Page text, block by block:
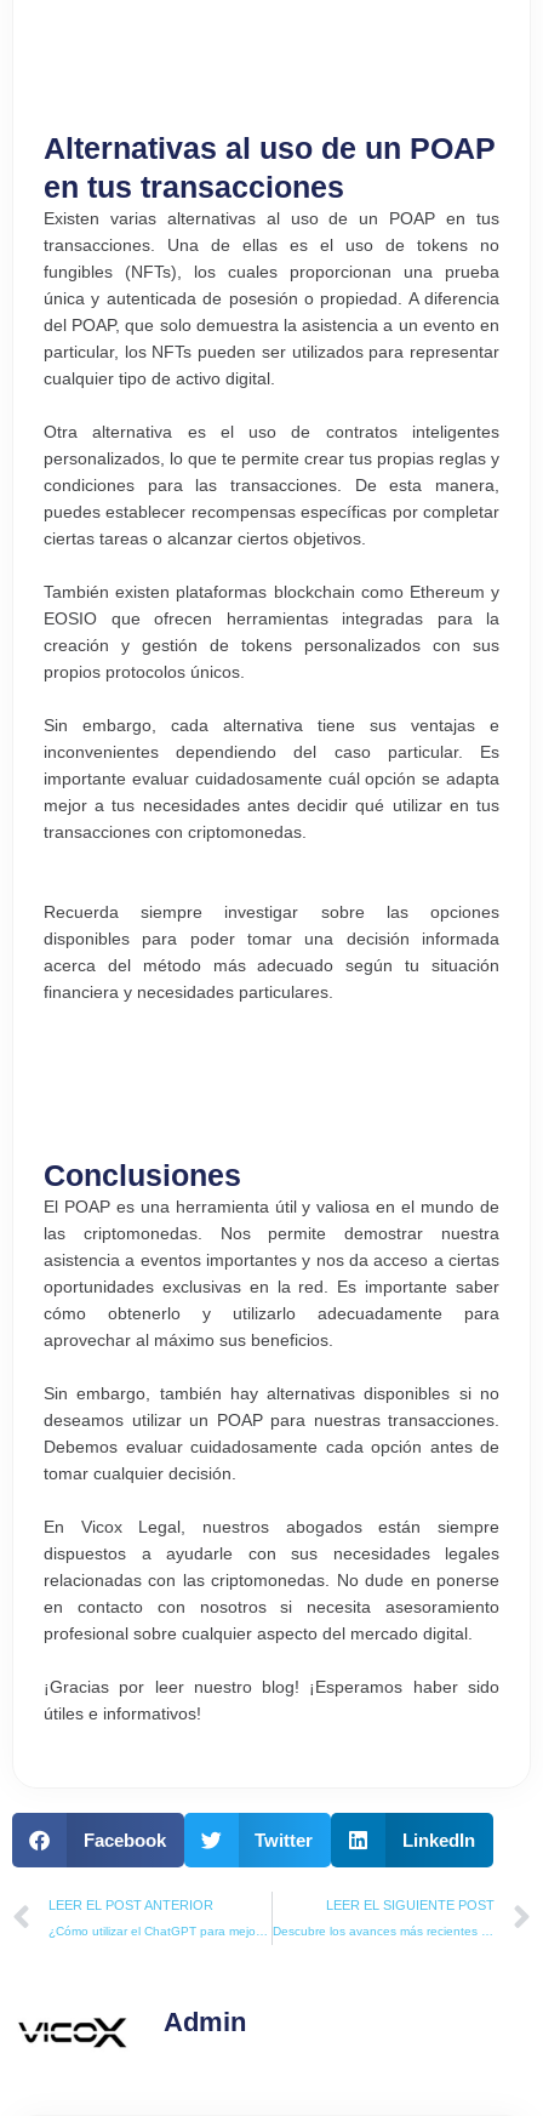
Alternativas al uso de un POAP
en tus transacciones
Existen varias alternativas al uso de un POAP en tus
transacciones. Una de ellas es el uso de tokens no
fungibles (NFTs), los cuales proporcionan una prueba
única y autenticada de posesión o propiedad. A diferencia
del POAP, que solo demuestra la asistencia a un evento en
particular, los NFTs pueden ser utilizados para representar
cualquier tipo de activo digital.
Otra alternativa es el uso de contratos inteligentes
personalizados, lo que te permite crear tus propias reglas y
condiciones para las transacciones. De esta manera,
puedes establecer recompensas específicas por completar
ciertas tareas o alcanzar ciertos objetivos.
También existen plataformas blockchain como Ethereum y
EOSIO que ofrecen herramientas integradas para la
creación y gestión de tokens personalizados con sus
propios protocolos únicos.
Sin embargo, cada alternativa tiene sus ventajas e
inconvenientes dependiendo del caso particular. Es
importante evaluar cuidadosamente cuál opción se adapta
mejor a tus necesidades antes decidir qué utilizar en tus
transacciones con criptomonedas.
Recuerda siempre investigar sobre las opciones
disponibles para poder tomar una decisión informada
acerca del método más adecuado según tu situación
financiera y necesidades particulares.
Conclusiones
El POAP es una herramienta útil y valiosa en el mundo de
las criptomonedas. Nos permite demostrar nuestra
asistencia a eventos importantes y nos da acceso a ciertas
oportunidades exclusivas en la red. Es importante saber
cómo obtenerlo y utilizarlo adecuadamente para
aprovechar al máximo sus beneficios.
Sin embargo, también hay alternativas disponibles si no
deseamos utilizar un POAP para nuestras transacciones.
Debemos evaluar cuidadosamente cada opción antes de
tomar cualquier decisión.
En Vicox Legal, nuestros abogados están siempre
dispuestos a ayudarle con sus necesidades legales
relacionadas con las criptomonedas. No dude en ponerse
en contacto con nosotros si necesita asesoramiento
profesional sobre cualquier aspecto del mercado digital.
¡Gracias por leer nuestro blog! ¡Esperamos haber sido
útiles e informativos!
Facebook Twitter LinkedIn
Prev
LEER EL POST ANTERIOR
¿Cómo utilizar el ChatGPT para mejorar la atención al cliente en tu negocio?
LEER EL SIGUIENTE POST
Descubre los avances más recientes en Inteligencia Artificial: ¿Qué nos depara el futuro?
Admin